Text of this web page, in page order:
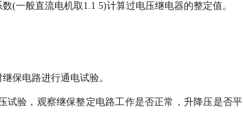
(一般直流电机取1.1 5)计算过电压继电器的整定值。
保电路进行通电试验。
试验，观察继保整定电路工作是否正常，升降压是否平